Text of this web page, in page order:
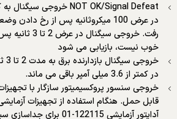
رفت. خروجی
خوب نیست، بازیابی می شود
در کمتر از 3.6 میلی آمپر باقی می ماند.
خروجی سنسور پروکسیمیتور سازگار با
قابل حمل. هنگام استفاده از تجهیزات
آداپتور آزمایشی 122115-01 برای جداسازی سیگنال استفاده کنید.